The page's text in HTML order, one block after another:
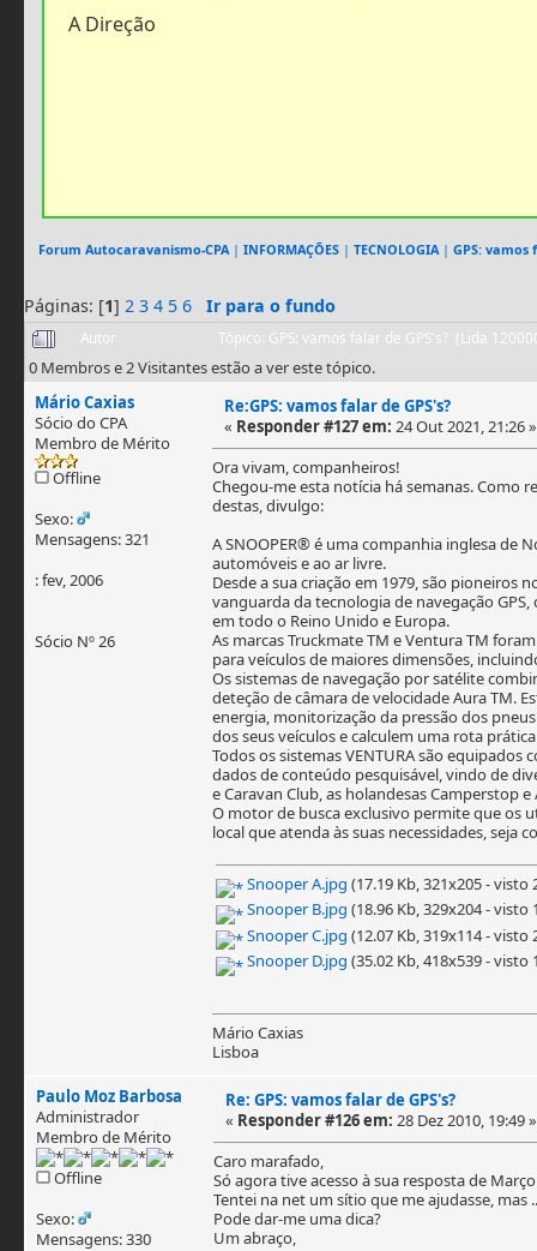
A Direção
Forum Autocaravanismo-CPA| INFORMAÇÕES| TECNOLOGIA| GPS: vamos
Páginas: [1] 2 3 4 5 6 Ir para o fundo
Autor Tópico: GPS: vamos falar de GPS's? (Lida
0 Membros e 2 Visitantes estão a ver este tópico.
Mário Caxias
Sócio do CPA
Membro de Mérito
Offline
Sexo:
Mensagens: 321
: fev, 2006
Sócio Nº 26
Re:GPS: vamos falar de GPS's?
« Responder #127 em: 24 Out 2021, 21:26 »
Ora vivam, companheiros!
Chegou-me esta notícia há semanas. Como
destas, divulgo:
A SNOOPER® é uma companhia inglesa de
automóveis e ao ar livre.
Desde a sua criação em 1979, são pioneiros
vanguarda da tecnologia de navegação
em todo o Reino Unido e Europa.
As marcas Truckmate TM e Ventura TM
para veículos de maiores dimensões,
Os sistemas de navegação por satélite
deteção de câmara de velocidade Aura TM.
energia, monitorização da pressão dos
dos seus veículos e calculem uma rota
Todos os sistemas VENTURA são
dados de conteúdo pesquisável, vindo de
e Caravan Club, as holandesas Camperstop
O motor de busca exclusivo permite que os
local que atenda às suas necessidades, seja
Snooper A.jpg (17.19 Kb, 321x205 - visto
Snooper B.jpg (18.96 Kb, 329x204 - visto
Snooper C.jpg (12.07 Kb, 319x114 - visto
Snooper D.jpg (35.02 Kb, 418x539 - visto
Mário Caxias
Lisboa
Paulo Moz Barbosa
Administrador
Membro de Mérito
Offline
Sexo:
Mensagens: 330
Re: GPS: vamos falar de GPS's?
« Responder #126 em: 28 Dez 2010, 19:49 »
Caro marafado,
Só agora tive acesso à sua resposta de
Tentei na net um sítio que me ajudasse, mas
Pode dar-me uma dica?
Um abraço,